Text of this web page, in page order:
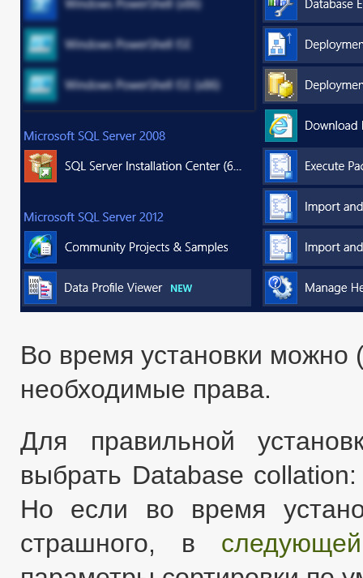
Во время установки можно
необходимые права.
Для правильной
выбрать Database
Но если во время
страшного, в